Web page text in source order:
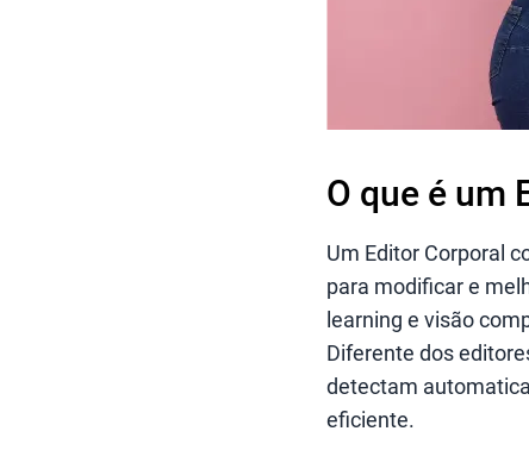
O que é um
Um Editor Corporal
para modificar e
learning e visão
Diferente dos
detectam
eficiente.